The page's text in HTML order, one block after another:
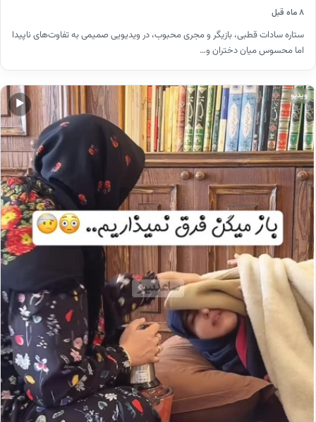
۸ ماه قبل
ستاره سادات قطبی، بازیگر و مجری محبوب، در ویدیویی صمیمی به تفاوت‌های ناپیدا
اما محسوس میان دختران و…
▶
ویدیو